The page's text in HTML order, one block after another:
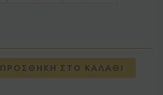
ΠΡΟΣΘΉΚΗ ΣΤΟ ΚΑΛΆΘΙ